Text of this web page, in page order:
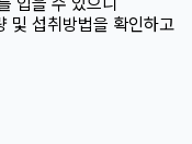
및 섭취방법을 확인하고